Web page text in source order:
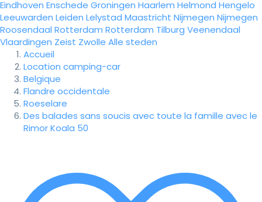
Eindhoven Enschede Groningen Haarlem Helmond Hengelo
Leeuwarden Leiden Lelystad Maastricht Nijmegen Nijmegen
Roosendaal Rotterdam Rotterdam Tilburg Veenendaal
Vlaardingen Zeist Zwolle Alle steden
Accueil
Location camping-car
Belgique
Flandre occidentale
Roeselare
Des balades sans soucis avec toute la famille avec le
Rimor Koala 50